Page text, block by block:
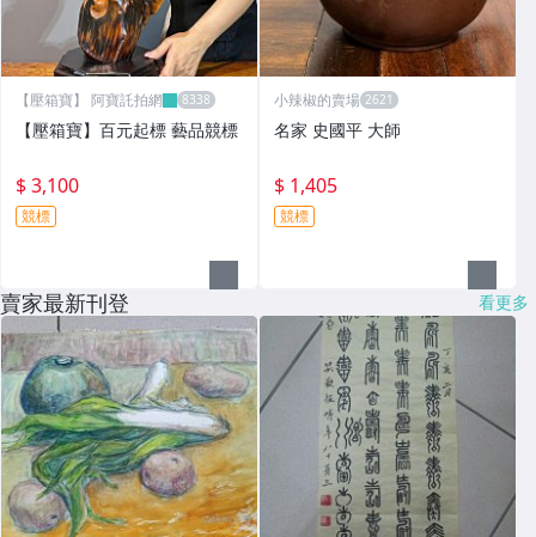
【壓箱寶】 阿寶託拍網
【壓箱寶】百元起標 藝品競標
$ 3,100
競標
小辣椒的賣場
名家 史國平 大師
$ 1,405
競標
賣家最新刊登 看更多